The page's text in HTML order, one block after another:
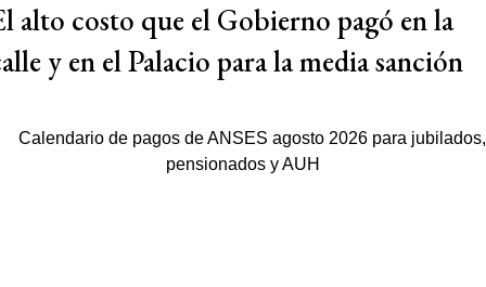
alto costo que el Gobierno pagó en la
y en el Palacio para la media sanción